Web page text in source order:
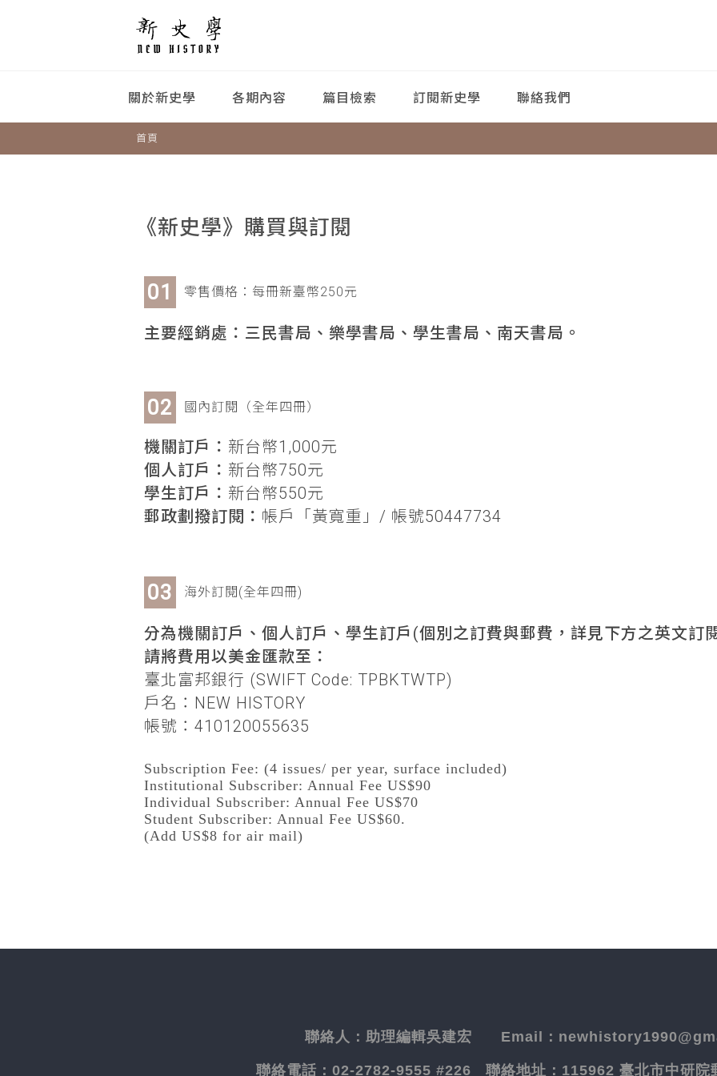
關於新史學 各期內容 篇目檢索 訂閱新史學 聯絡我們
首頁
《新史學》購買與訂閱
零售價格：每冊新臺幣250元
主要經銷處：三民書局、樂學書局、學生書局、南天書局。
國內訂閱（全年四冊）
機關訂戶： 新台幣1,000元
個人訂戶： 新台幣750元
學生訂戶： 新台幣550元
郵政劃撥訂閱： 帳戶「黃寬重」/ 帳號50447734
海外訂閱(全年四冊)
分為機關訂戶、個人訂戶、學生訂戶(個別之訂費與郵費，詳見下方之英文訂
請將費用以美金匯款至：
臺北富邦銀行 (SWIFT Code: TPBKTWTP)
戶名：NEW HISTORY
帳號：410120055635
Subscription Fee: (4 issues/ per year, surface included)
Institutional Subscriber: Annual Fee US$90
Individual Subscriber: Annual Fee US$70
Student Subscriber: Annual Fee US$60.
(Add US$8 for air mail)
聯絡人： 助理編輯吳建宏 Email：
聯絡電話： 02-2782-9555 #226 聯絡地址： 115962 臺北市中研院